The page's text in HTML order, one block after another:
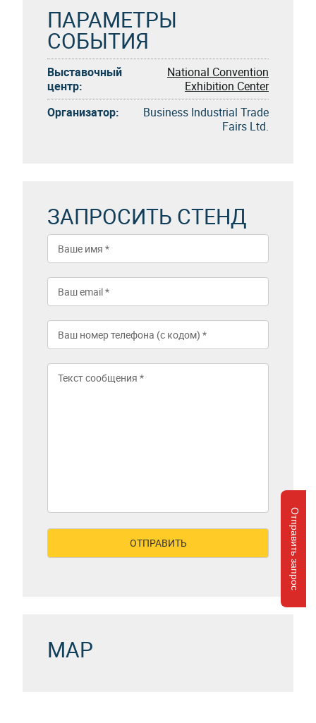
Отправить запрос
ПАРАМЕТРЫ
СОБЫТИЯ
Выставочный
центр:
National Convention
Exhibition Center
Организатор:
Business Industrial Trade
Fairs Ltd.
ЗАПРОСИТЬ СТЕНД
MAP